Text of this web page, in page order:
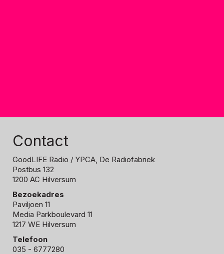
Contact
GoodLIFE Radio / YPCA, De Radiofabriek
Postbus 132
1200 AC Hilversum
Bezoekadres
Paviljoen 11
Media Parkboulevard 11
1217 WE Hilversum
Telefoon
035 - 6777280